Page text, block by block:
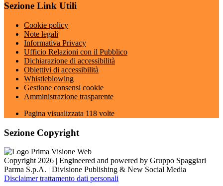
Sezione Link Utili
Cookie policy
Note legali
Informativa Privacy
Ufficio Relazioni con il Pubblico
Dichiarazione di accessibilità
Obiettivi di accessibilità
Whistleblowing
Gestione consensi cookie
Amministrazione trasparente
Pagina visualizzata 118 volte
Sezione Copyright
Copyright 2026 | Engineered and powered by Gruppo Spaggiari
Parma S.p.A. | Divisione Publishing & New Social Media
Disclaimer trattamento dati personali